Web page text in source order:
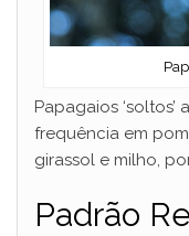
Papagaios
frequência em
girassol e milho,
Padrão